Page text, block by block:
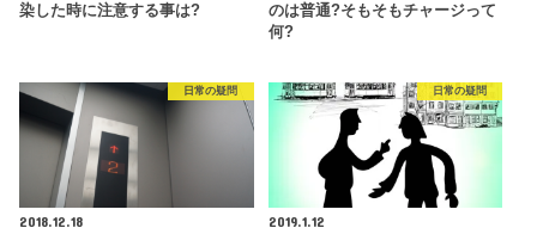
染した時に注意する事は?
のは普通?そもそもチャージって
何?
日常の疑問
2018.12.18
日常の疑問
2019.1.12